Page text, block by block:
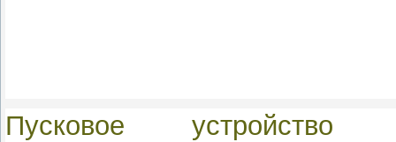
Пусковое